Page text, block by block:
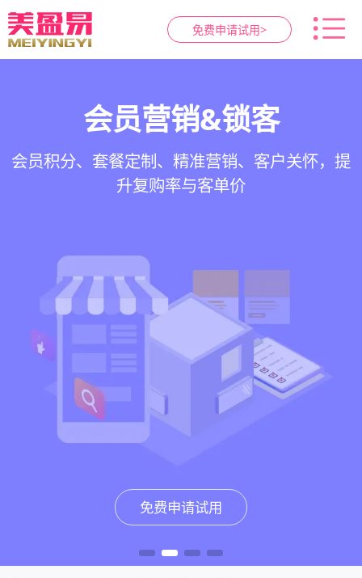
免费申请试用>
智慧养生馆管理系统
一站式解决养生馆预约、服务、会员、财务、营
销全流程数字化管理
免费申请试用
会员营销&锁客
会员积分、套餐定制、精准营销、客户关怀，提
升复购率与客单价
免费申请试用
预约与工位管理
在线预约、智能排班、技师调度、房间/床位状态
一目了然，提升资源利用率
免费申请试用
健康档案与效果追踪
客户体质记录、服务方案执行、效果对比，数据
化展示服务价值
免费申请试用